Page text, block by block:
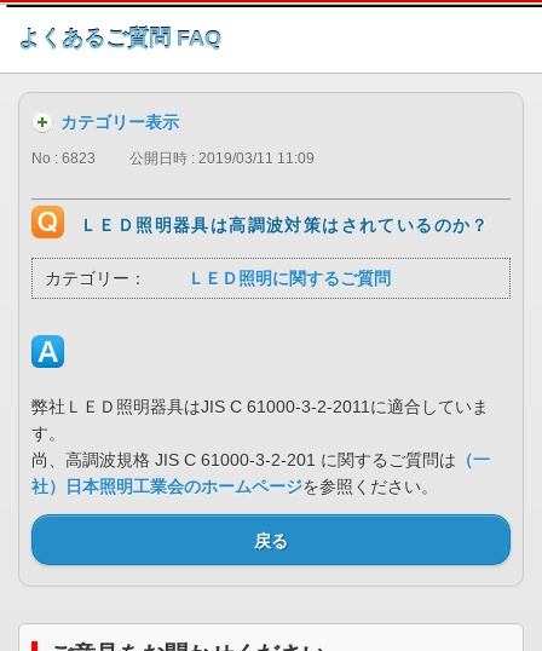
このページの本文へ
よくあるご質問 FAQ
カテゴリー表示
No : 6823 公開日時 : 2019/03/11 11:09
ＬＥＤ照明器具は高調波対策はされているのか？
カテゴリー： ＬＥＤ照明に関するご質問
弊社ＬＥＤ照明器具はJIS C 61000-3-2-2011に適合していま
す。
尚、高調波規格 JIS C 61000-3-2-201 に関するご質問は （一
社）日本照明工業会のホームページを参照ください。
戻る